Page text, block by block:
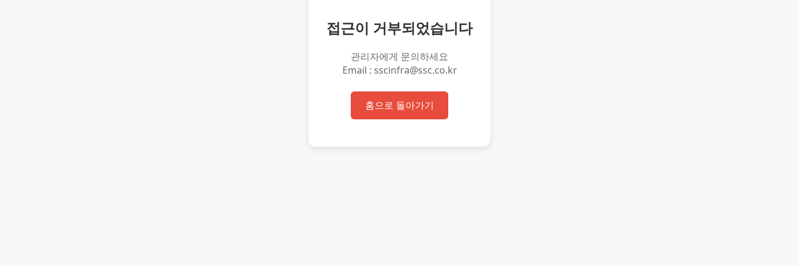
접근이 거부되었습니다
관리자에게 문의하세요
Email : sscinfra@ssc.co.kr
홈으로 돌아가기